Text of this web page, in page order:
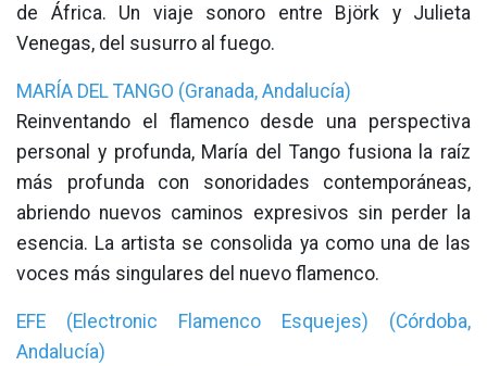
de África. Un viaje sonoro entre Björk y Julieta
Venegas, del susurro al fuego.
MARÍA DEL TANGO (Granada, Andalucía)
Reinventando el flamenco desde una perspectiva
personal y profunda, María del Tango fusiona la raíz
más profunda con sonoridades contemporáneas,
abriendo nuevos caminos expresivos sin perder la
esencia. La artista se consolida ya como una de las
voces más singulares del nuevo flamenco.
EFE (Electronic Flamenco Esquejes) (Córdoba,
Andalucía)